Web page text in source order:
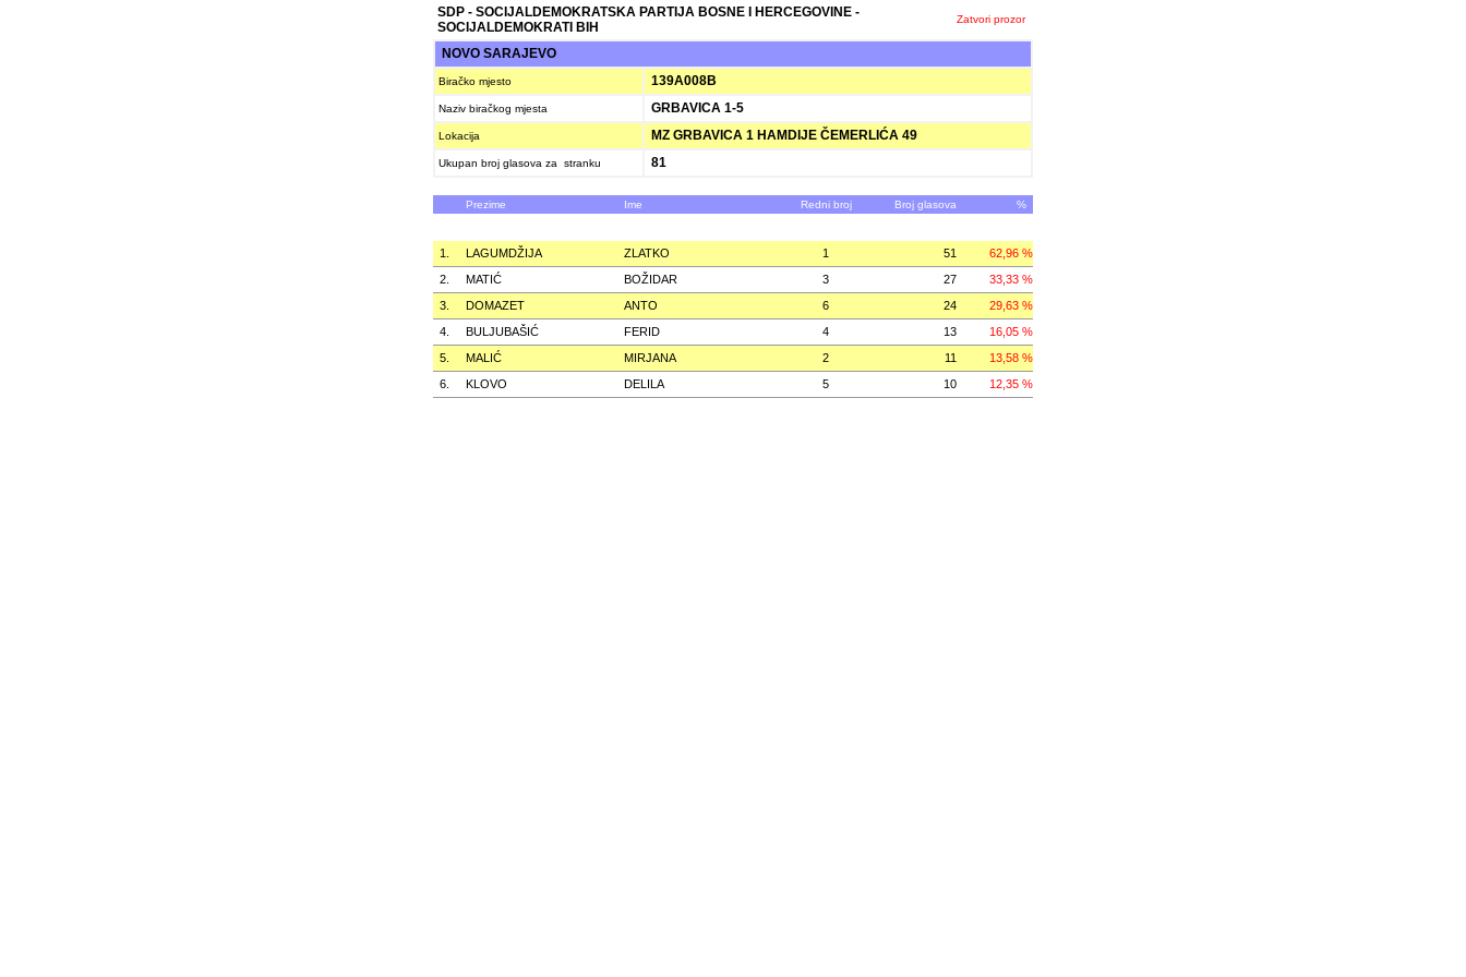
SDP - SOCIJALDEMOKRATSKA PARTIJA BOSNE I HERCEGOVINE -
SOCIJALDEMOKRATI BIH
Zatvori prozor
NOVO SARAJEVO
Biračko mjesto 139A008B
Naziv biračkog mjesta GRBAVICA 1-5
Lokacija MZ GRBAVICA 1 HAMDIJE ČEMERLIĆA 49
Ukupan broj glasova za stranku 81
Prezime Ime Redni broj Broj glasova %
1. LAGUMDŽIJA ZLATKO 1 51
62,96 %
2.
MATIĆ BOŽIDAR 3 27
33,33 %
3.
DOMAZET ANTO 6 24
29,63 %
4.
BULJUBAŠIĆ FERID 4 13
16,05 %
5.
MALIĆ MIRJANA 2 11
13,58 %
6.
KLOVO DELILA 5 10 12,35 %